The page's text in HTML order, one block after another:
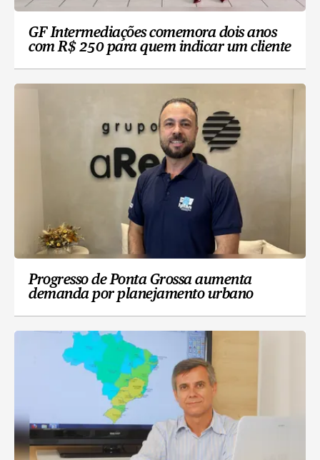
GF Intermediações comemora dois anos
com R$ 250 para quem indicar um cliente
Progresso de Ponta Grossa aumenta
demanda por planejamento urbano